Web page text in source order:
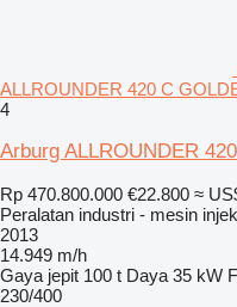
ALLROUNDER 420 C
4
Arburg ALLROUNDER
Rp 470.800.000 €22.800 ≈
Peralatan industri - mesin
2013
14.949 m/h
Gaya jepit 100 t Daya 35 kW
230/400